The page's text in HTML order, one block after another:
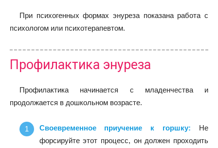
При психогенных формах энуреза показана работа с
психологом или психотерапевтом.
Профилактика энуреза
Профилактика начинается с младенчества и
продолжается в дошкольном возрасте.
Своевременное приучение к горшку: Не
форсируйте этот процесс, он должен проходить